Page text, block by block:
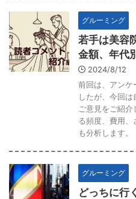
グルーミング
若手は美容
金額、年代
2024/8/12
前回は、アンケ
したが、今回
ご意見をご紹
る頻度、費用、
も分析します。
グルーミング
どっちに行